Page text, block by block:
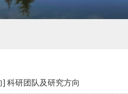
] 科研团队及研究方向